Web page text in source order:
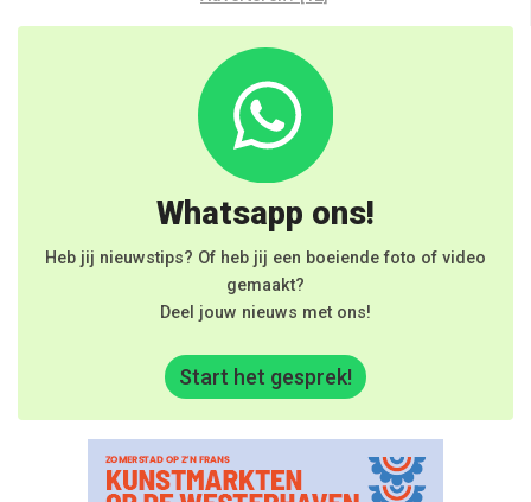
Whatsapp ons!
Heb jij nieuwstips? Of heb jij een boeiende foto of video
gemaakt?
Deel jouw nieuws met ons!
Start het gesprek!